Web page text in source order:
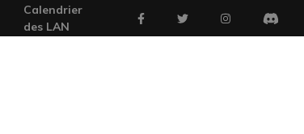
Calendrier
des LAN
FacebookTwitter InstagramDiscord